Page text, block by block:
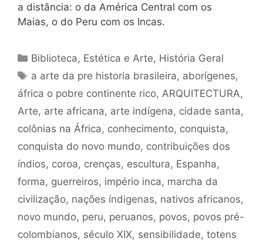
a distância: o da América Central com os
Maias, o do Peru com os Incas.
Categorias
Biblioteca, Estética e Arte, História Geral
Tags
a arte da pre historia brasileira, aborígenes,
áfrica o pobre continente rico, ARQUITECTURA,
Arte, arte africana, arte indígena, cidade santa,
colônias na África, conhecimento, conquista,
conquista do novo mundo, contribuições dos
índios, coroa, crenças, escultura, Espanha,
forma, guerreiros, império inca, marcha da
civilização, nações índigenas, nativos africanos,
novo mundo, peru, peruanos, povos, povos pré-
colombianos, século XIX, sensibilidade, totens